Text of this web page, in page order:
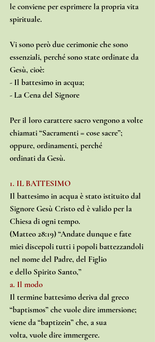
le conviene per esprimere la propria vita
spirituale.
Vi sono però due cerimonie che sono
essenziali, perché sono state ordinate da
Gesù, cioè:
- Il battesimo in acqua;
- La Cena del Signore
Per il loro carattere sacro vengono a volte
chiamati “Sacramenti = cose sacre”;
oppure, ordinamenti, perché
ordinati da Gesù.
1. IL BATTESIMO
Il battesimo in acqua è stato istituito dal
Signore Gesù Cristo ed è valido per la
Chiesa di ogni tempo.
(Matteo 28:19) “Andate dunque e fate
miei discepoli tutti i popoli battezzandoli
nel nome del Padre, del Figlio
e dello Spirito Santo,”
a. Il modo
Il termine battesimo deriva dal greco
“baptismos” che vuole dire immersione;
viene da “baptizein” che, a sua
volta, vuole dire immergere.